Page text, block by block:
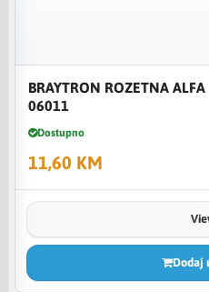
BRAYTRON ROZETNA
06011
Dostupno
11,60 KM
Dodaj